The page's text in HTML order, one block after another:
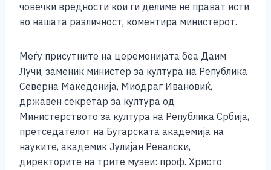
човечки вредности кои ги делиме не прават исти
во нашата различност, коментира министерот.
Меѓу присутните на церемонијата беа Даим
Лучи, заменик министер за култура на Република
Северна Македонија, Миодраг Ивановиќ,
државен секретар за култура од
Министерството за култура на Република Србија,
претседателот на Бугарската академија на
науките, академик Јулијан Ревалски,
директорите на трите музеи: проф. Христо